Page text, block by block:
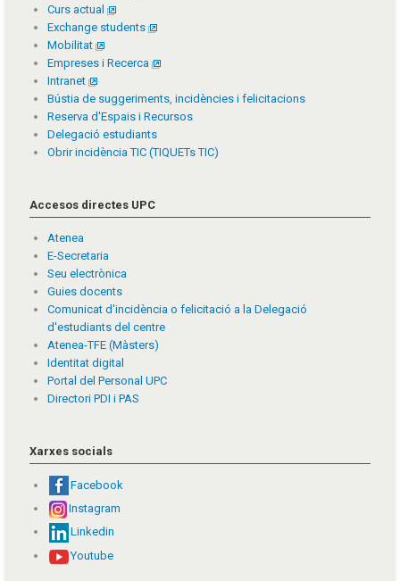
Curs actual
Exchange students
Mobilitat
Empreses i Recerca
Intranet
Bústia de suggeriments, incidències i felicitacions
Reserva d'Espais i Recursos
Delegació estudiants
Obrir incidència TIC (TIQUETs TIC)
Accesos directes UPC
Atenea
E-Secretaria
Seu electrònica
Guies docents
Comunicat d'incidència o felicitació a la Delegació
d'estudiants del centre
Atenea-TFE (Màsters)
Identitat digital
Portal del Personal UPC
Directori PDI i PAS
Xarxes socials
Facebook
Instagram
Linkedin
Youtube